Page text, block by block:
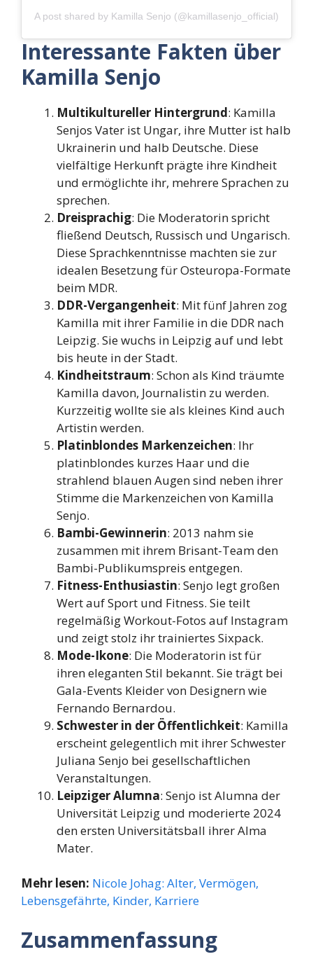
A post shared by Kamilla Senjo (@kamillasenjo_official)
Interessante Fakten über
Kamilla Senjo
Multikultureller Hintergrund: Kamilla
Senjos Vater ist Ungar, ihre Mutter ist halb
Ukrainerin und halb Deutsche. Diese
vielfältige Herkunft prägte ihre Kindheit
und ermöglichte ihr, mehrere Sprachen zu
sprechen.
Dreisprachig: Die Moderatorin spricht
fließend Deutsch, Russisch und Ungarisch.
Diese Sprachkenntnisse machten sie zur
idealen Besetzung für Osteuropa-Formate
beim MDR.
DDR-Vergangenheit: Mit fünf Jahren zog
Kamilla mit ihrer Familie in die DDR nach
Leipzig. Sie wuchs in Leipzig auf und lebt
bis heute in der Stadt.
Kindheitstraum: Schon als Kind träumte
Kamilla davon, Journalistin zu werden.
Kurzzeitig wollte sie als kleines Kind auch
Artistin werden.
Platinblondes Markenzeichen: Ihr
platinblondes kurzes Haar und die
strahlend blauen Augen sind neben ihrer
Stimme die Markenzeichen von Kamilla
Senjo.
Bambi-Gewinnerin: 2013 nahm sie
zusammen mit ihrem Brisant-Team den
Bambi-Publikumspreis entgegen.
Fitness-Enthusiastin: Senjo legt großen
Wert auf Sport und Fitness. Sie teilt
regelmäßig Workout-Fotos auf Instagram
und zeigt stolz ihr trainiertes Sixpack.
Mode-Ikone: Die Moderatorin ist für
ihren eleganten Stil bekannt. Sie trägt bei
Gala-Events Kleider von Designern wie
Fernando Bernardou.
Schwester in der Öffentlichkeit: Kamilla
erscheint gelegentlich mit ihrer Schwester
Juliana Senjo bei gesellschaftlichen
Veranstaltungen.
Leipziger Alumna: Senjo ist Alumna der
Universität Leipzig und moderierte 2024
den ersten Universitätsball ihrer Alma
Mater.
Mehr lesen: Nicole Johag: Alter, Vermögen,
Lebensgefährte, Kinder, Karriere
Zusammenfassung